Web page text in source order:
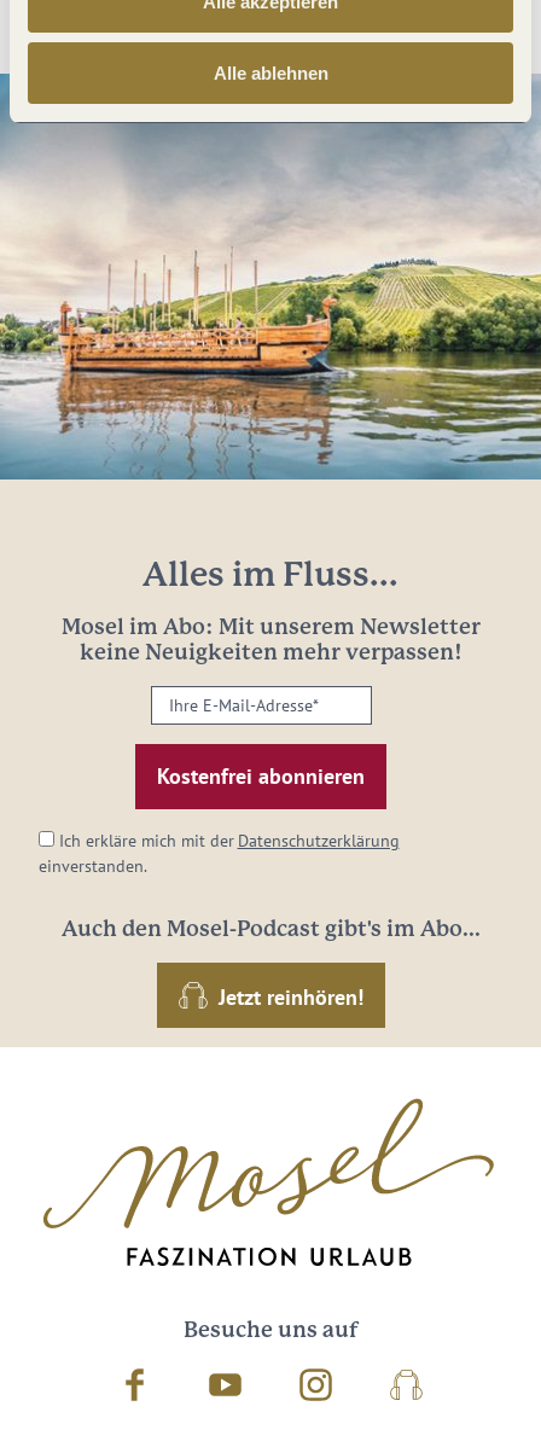
Alle ablehnen
Alles im Fluss...
Mosel im Abo: Mit unserem Newsletter
keine Neuigkeiten mehr verpassen!
Ihre
E-
Mail-
Adresse:
Ich erkläre mich mit der Datenschutzerklärung
einverstanden.
Auch den Mosel-Podcast gibt's im Abo...
Jetzt reinhören!
Besuche uns auf
Facebook Youtube InstagramPodcast